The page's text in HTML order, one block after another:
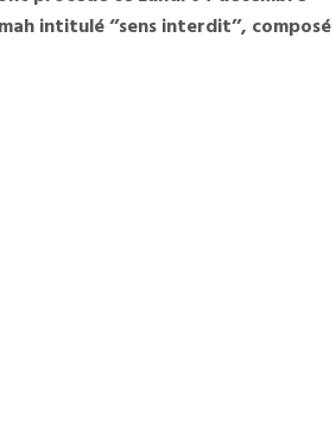
intitulé ‘’sens interdit’’, composé